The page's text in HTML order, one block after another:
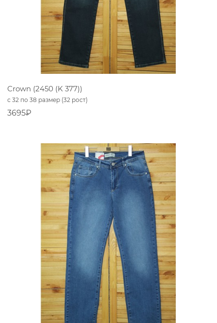
Crown (2450 (K 377))
с 32 по 38 размер (32 рост)
3695₽